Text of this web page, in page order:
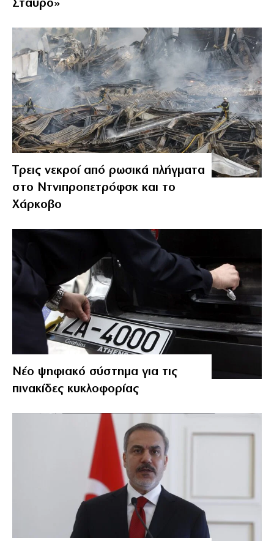
Σταυρό»
Tρεις νεκροί από ρωσικά πλήγματα
στο Ντνιπροπετρόφσκ και το
Χάρκοβο
Νέο ψηφιακό σύστημα για τις
πινακίδες κυκλοφορίας